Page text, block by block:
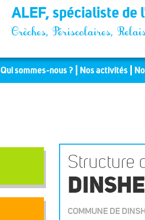
ALEF, spécialiste de
Crèches, Périscolaires,
Qui sommes-nous ? Nos activités
Structure
COMMUNE DE